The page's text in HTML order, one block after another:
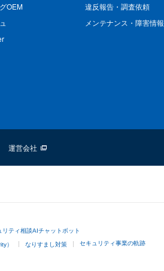
OEM
違反報告・調査依頼
メンテナンス・障害情報
運営会社
リティ相談AIチャットボット
） なりすまし対策 セキュリティ事業の軌跡